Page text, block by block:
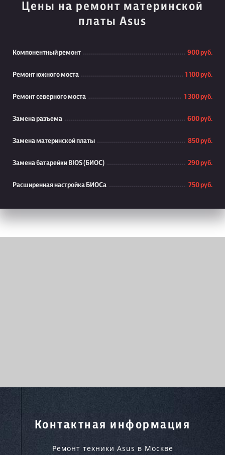
Цены на ремонт материнской
платы Asus
Компонентный ремонт 900 руб.
Ремонт южного моста 1 100 руб.
Ремонт северного моста 1 300 руб.
Замена разъема 600 руб.
Замена материнской платы 850 руб.
Замена батарейки BIOS (БИОС) 290 руб.
Расширенная настройка БИОСа 750 руб.
Контактная информация
Ремонт техники Asus в Москве